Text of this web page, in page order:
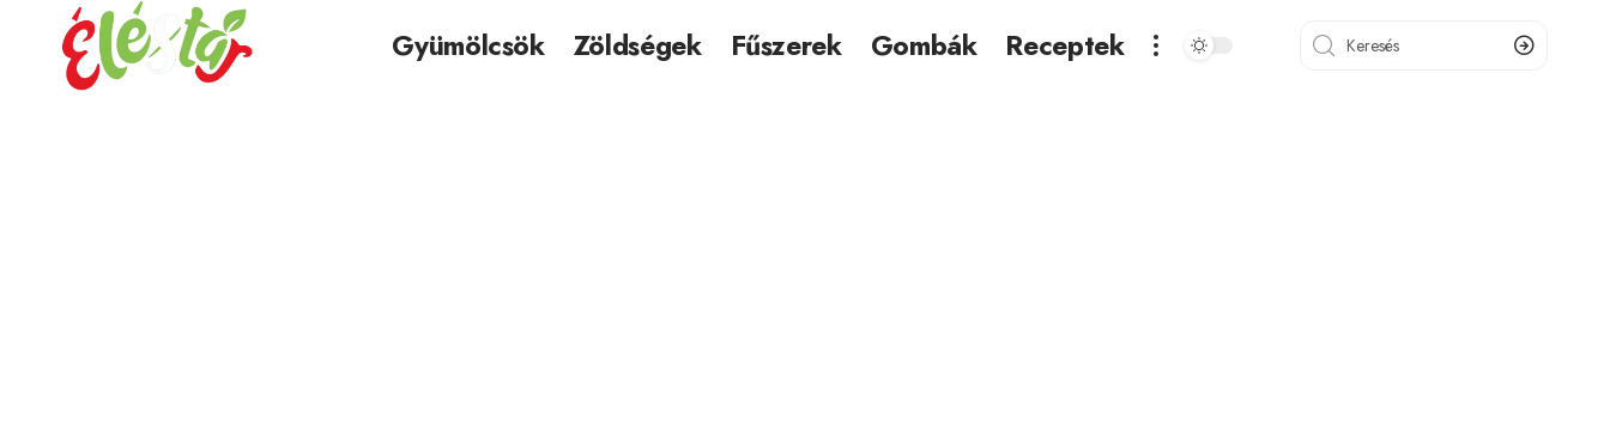
Gyümölcsök Zöldségek Fűszerek Gombák Receptek